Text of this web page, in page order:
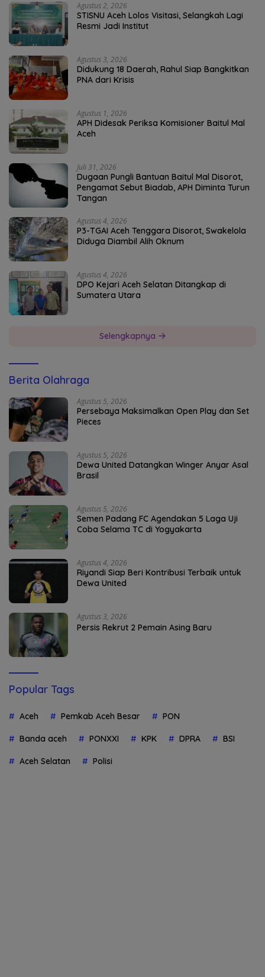
Agustus 2, 2026
STISNU Aceh Lolos Visitasi, Selangkah Lagi
Resmi Jadi Institut
Agustus 3, 2026
Didukung 18 Daerah, Rahul Siap Bangkitkan
PNA dari Krisis
Agustus 1, 2026
APH Didesak Periksa Komisioner Baitul Mal
Aceh
Juli 31, 2026
Dugaan Pungli Bantuan Baitul Mal Disorot,
Pengamat Sebut Biadab, APH Diminta Turun
Tangan
Agustus 4, 2026
P3-TGAI Aceh Tenggara Disorot, Swakelola
Diduga Diambil Alih Oknum
Agustus 4, 2026
DPO Kejari Aceh Selatan Ditangkap di
Sumatera Utara
Selengkapnya
Berita Olahraga
Agustus 5, 2026
Persebaya Maksimalkan Open Play dan Set
Pieces
Agustus 5, 2026
Dewa United Datangkan Winger Anyar Asal
Brasil
Agustus 5, 2026
Semen Padang FC Agendakan 5 Laga Uji
Coba Selama TC di Yogyakarta
Agustus 4, 2026
Riyandi Siap Beri Kontribusi Terbaik untuk
Dewa United
Agustus 3, 2026
Persis Rekrut 2 Pemain Asing Baru
Popular Tags
Aceh Pemkab Aceh Besar PON
Banda aceh PONXXI KPK DPRA BSI
Aceh Selatan Polisi